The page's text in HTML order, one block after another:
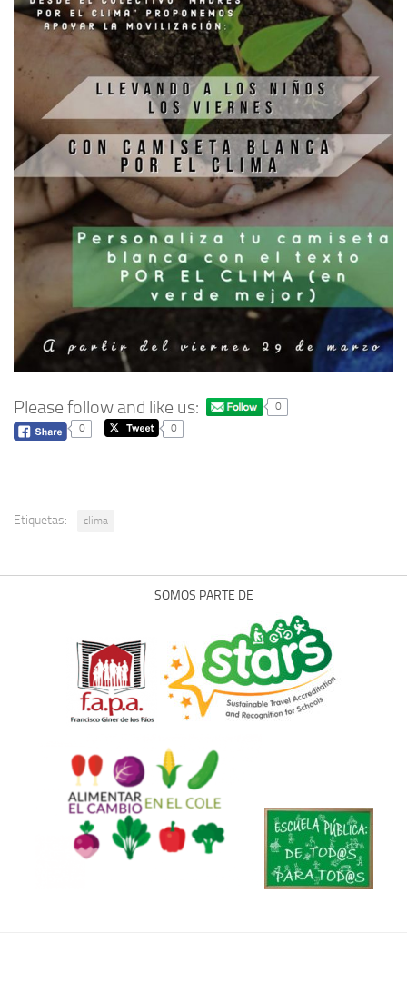
Please follow and like us:
0
0
0
Etiquetas: clima
SOMOS PARTE DE